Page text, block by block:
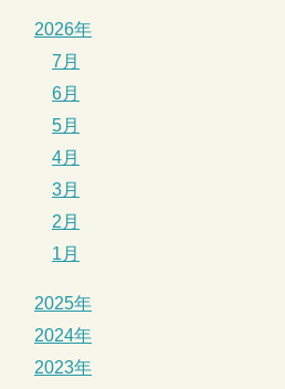
2026年
7月
6月
5月
4月
3月
2月
1月
2025年
2024年
2023年